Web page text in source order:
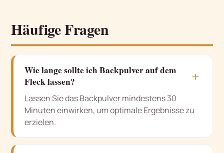
Häufige Fragen
Wie lange sollte ich Backpulver auf dem
Fleck lassen?
＋
Lassen Sie das Backpulver mindestens 30
Minuten einwirken, um optimale Ergebnisse zu
erzielen.